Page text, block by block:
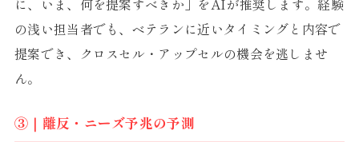
に、いま、何を提案すべきか」をAIが推奨します。経験
の浅い担当者でも、ベテランに近いタイミングと内容で
提案でき、クロスセル・アップセルの機会を逃しませ
ん。
③｜離反・ニーズ予兆の予測